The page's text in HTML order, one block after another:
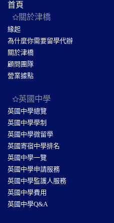
首頁
關於津橋
緣起
為什麼你需要留學代辦
關於津橋
顧問團隊
營業據點
英國中學
英國中學總覽
英國中學學制
英國中學微留學
英國寄宿中學排名
英國中學一覽
英國中學申請服務
英國中學監護人服務
英國中學費用
英國中學Q&A